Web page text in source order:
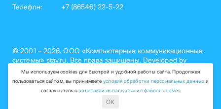
Мы используем cookies для быстрой и удобной работы сайта. Продолжая
пользоваться сайтом, вы принимаетеусловия обработки персональных данных и
соглашаетесь сполитикой использования файлов cookies
OK
Телефон: +7 (86546) 22-5-22
© 2001 – 2026. ООО «Компьютерные коммуникационные
системы» stav.ru. Все права защищены. Developed by
nelset.com
Политика обработки персональных данных (рег. №26-15-